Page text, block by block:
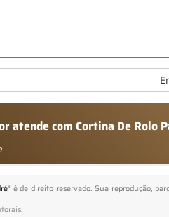
atende com Cortina De Rolo
" é de direito reservado. Sua reprodução,
.